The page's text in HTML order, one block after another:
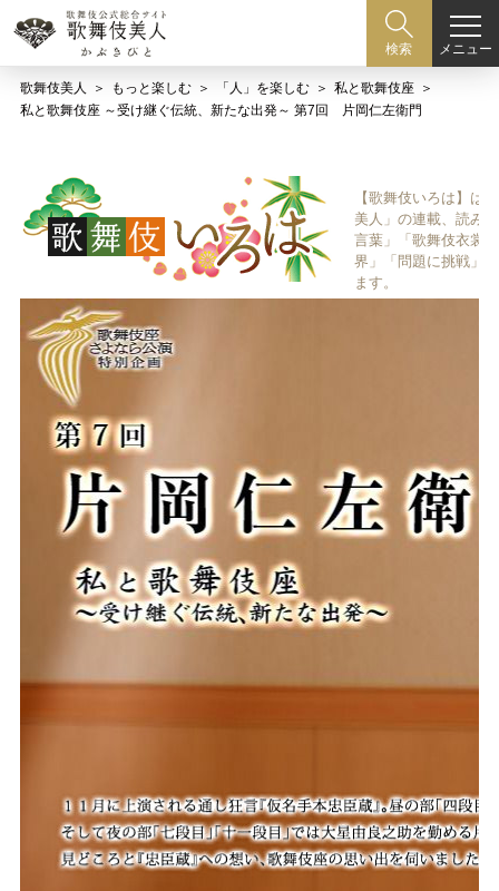
検索 メニュー
歌舞伎美人 もっと楽しむ 「人」を楽しむ
私と歌舞伎座
私と歌舞伎座 ～受け継ぐ伝統、新たな出発～ 第7回 片岡仁左衛門
【歌舞伎いろは】は
美人」の連載、読み
言葉」「歌舞伎衣裳
界」「問題に挑戦」
ます。